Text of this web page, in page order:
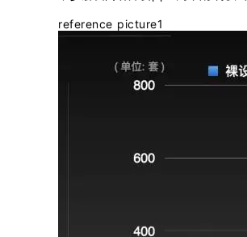
reference picture1